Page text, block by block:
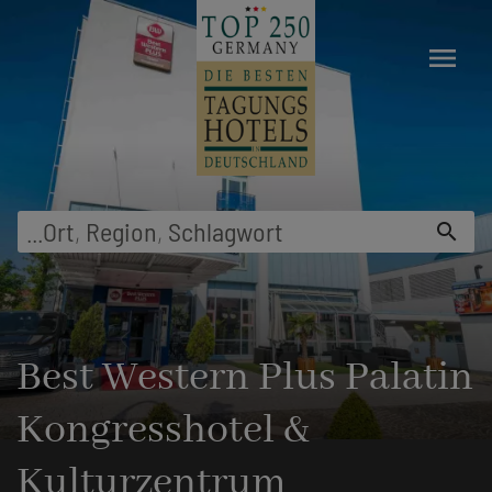
Ort, Region, Schlagwort search
menu
Best Western Plus Palatin
Kongresshotel &